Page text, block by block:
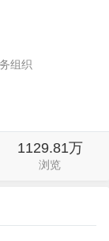
组织
1129.81万
浏览